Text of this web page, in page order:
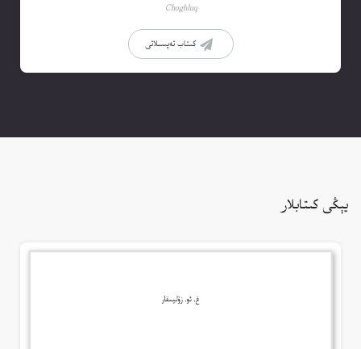
Choghluq
كىتاب تەپسىلاتى
يېڭى كىتابلار